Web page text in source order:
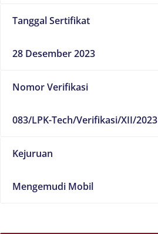
Tanggal Sertifikat
28 Desember 2023
Nomor Verifikasi
083/LPK-Tech/Verifikasi/XII/2023
Kejuruan
Mengemudi Mobil